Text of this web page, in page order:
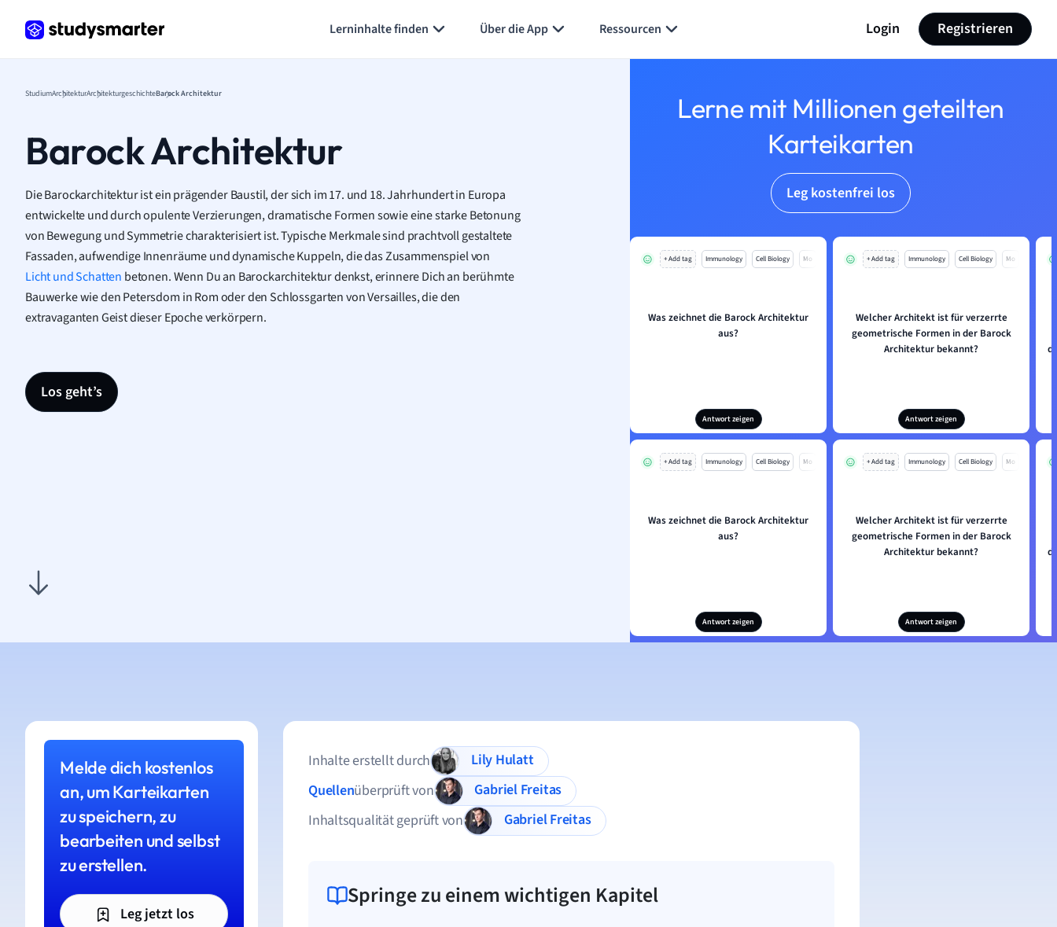
Lerninhalte finden Über die App Ressourcen Login Registrieren
StudiumArchitekturArchitekturgeschichteBarock Architektur
Barock Architektur
Die Barockarchitektur ist ein prägender Baustil, der sich im 17. und 18. Jahrhundert in Europa
entwickelte und durch opulente Verzierungen, dramatische Formen sowie eine starke Betonung
von Bewegung und Symmetrie charakterisiert ist. Typische Merkmale sind prachtvoll gestaltete
Fassaden, aufwendige Innenräume und dynamische Kuppeln, die das Zusammenspiel von
Licht und Schatten betonen. Wenn Du an Barockarchitektur denkst, erinnere Dich an berühmte
Bauwerke wie den Petersdom in Rom oder den Schlossgarten von Versailles, die den
extravaganten Geist dieser Epoche verkörpern.
Los geht’s
Lerne mit Millionen geteilten
Karteikarten
Leg kostenfrei los
+ Add tag Immunology Cell Biology Mo
Was zeichnet die Barock Architektur
aus?
Antwort zeigen
+ Add tag Immunology Cell Biology Mo
Welcher Architekt ist für verzerrte
geometrische Formen in der Barock
Architektur bekannt?
Antwort zeigen
+ Add tag Immunology Cell Biology Mo
Was zeichnet die Barock Architektur
aus?
Antwort zeigen
+ Add tag Immunology Cell Biology Mo
Welcher Architekt ist für verzerrte
geometrische Formen in der Barock
Architektur bekannt?
Antwort zeigen
Melde dich kostenlos
an, um Karteikarten
zu speichern, zu
bearbeiten und selbst
zu erstellen.
Leg jetzt los
Inhalte erstellt durch
Lily Hulatt
Quellenüberprüft von
Gabriel Freitas
Inhaltsqualität geprüft von
Gabriel Freitas
Springe zu einem wichtigen Kapitel